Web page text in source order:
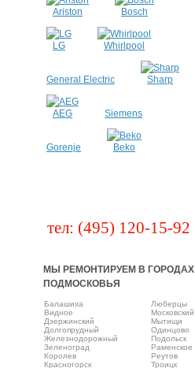
Ariston Bosch
LG Whirlpool
General Electric Sharp
AEG Siemens
Gorenje Beko
тел: (495) 120-15-92
МЫ РЕМОНТИРУЕМ В ГОРОДАХ
ПОДМОСКОВЬЯ
Балашиха
Виднoe
Дзержинский
Долгопрудный
Железнодорожный
Зеленоград
Королев
Красногорск
Люберцы
Московский
Мытищи
Одинцово
Подольск
Раменское
Реутов
Троицк